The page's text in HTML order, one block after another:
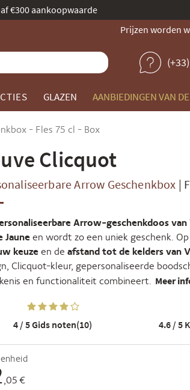
door Gault & Millau
Prijzen worden
GLAZEN AANBIEDINGEN VAN
- Fles 75 cl - Box
Clicquot
Arrow Geschenkbox |
Arrow-geschenkdoos
Jaune en wordt zo een uniek geschenk.
keuze en de afstand tot de kelders van
Clicquot-kleur, gepersonaliseerde
en functionaliteit combineert. Meer
4 / 5Gids noten(10) 4.6 / 5
,05 €